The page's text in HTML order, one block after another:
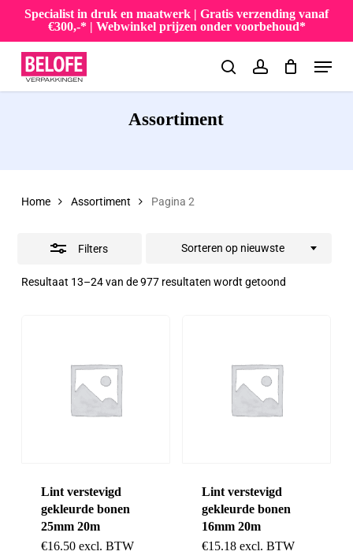
Skip
main
content
Specialist in druk en maatwerk | Gratis verzending vanaf
€300,-* | Webwinkel prijzen onder voorbehoud*
searchaccount
Menu
Assortiment
Home Assortiment Pagina 2
Filters
Resultaat 13–24 van de 977 resultaten wordt getoondGesorteerd
Sorteren op nieuwste
Filters
Lint verstevigd
gekleurde bonen
25mm 20m
€16.50 excl. BTW
Lint verstevigd
gekleurde bonen
16mm 20m
€15.18 excl. BTW